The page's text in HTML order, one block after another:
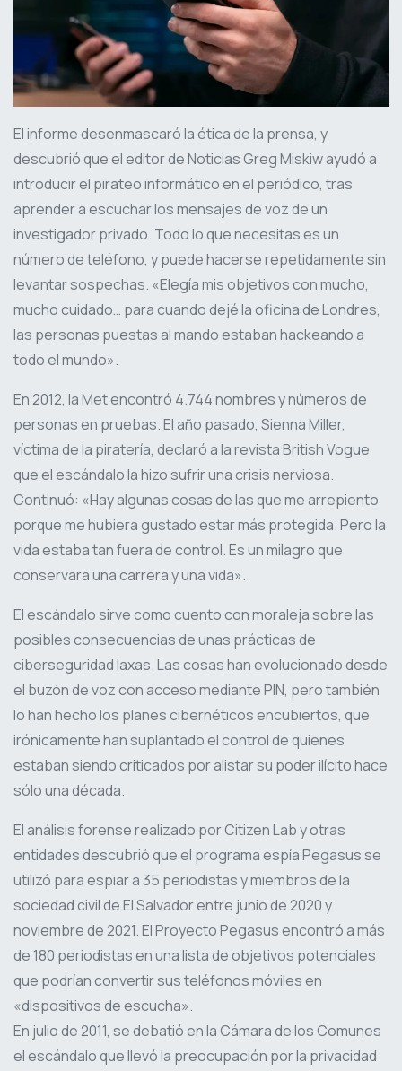
El informe desenmascaró la ética de la prensa, y
descubrió que el editor de Noticias Greg Miskiw ayudó a
introducir el pirateo informático en el periódico, tras
aprender a escuchar los mensajes de voz de un
investigador privado. Todo lo que necesitas es un
número de teléfono, y puede hacerse repetidamente sin
levantar sospechas. «Elegía mis objetivos con mucho,
mucho cuidado… para cuando dejé la oficina de Londres,
las personas puestas al mando estaban hackeando a
todo el mundo».
En 2012, la Met encontró 4.744 nombres y números de
personas en pruebas. El año pasado, Sienna Miller,
víctima de la piratería, declaró a la revista British Vogue
que el escándalo la hizo sufrir una crisis nerviosa.
Continuó: «Hay algunas cosas de las que me arrepiento
porque me hubiera gustado estar más protegida. Pero la
vida estaba tan fuera de control. Es un milagro que
conservara una carrera y una vida».
El escándalo sirve como cuento con moraleja sobre las
posibles consecuencias de unas prácticas de
ciberseguridad laxas. Las cosas han evolucionado desde
el buzón de voz con acceso mediante PIN, pero también
lo han hecho los planes cibernéticos encubiertos, que
irónicamente han suplantado el control de quienes
estaban siendo criticados por alistar su poder ilícito hace
sólo una década.
El análisis forense realizado por Citizen Lab y otras
entidades descubrió que el programa espía Pegasus se
utilizó para espiar a 35 periodistas y miembros de la
sociedad civil de El Salvador entre junio de 2020 y
noviembre de 2021. El Proyecto Pegasus encontró a más
de 180 periodistas en una lista de objetivos potenciales
que podrían convertir sus teléfonos móviles en
«dispositivos de escucha».
En julio de 2011, se debatió en la Cámara de los Comunes
el escándalo que llevó la preocupación por la privacidad